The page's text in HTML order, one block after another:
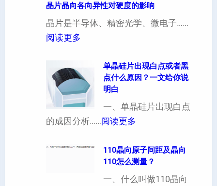
寸
超
定
制
（
也
以
晶片晶向各向异性对硬度的影响
晶片是半导体、精密光学、微电子……
阅读更多
晶
向
各
向
单晶硅片出现白点或者黑
点什么原因？一文给你说
明白
一、单晶硅片出现白点
的成因分析……阅读更多
晶
硅
片
110晶向原子间距及晶向
110怎么测量？
一、什么叫做110晶向